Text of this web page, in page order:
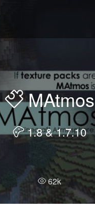
MAtmos
1.8 & 1.7.10
62k